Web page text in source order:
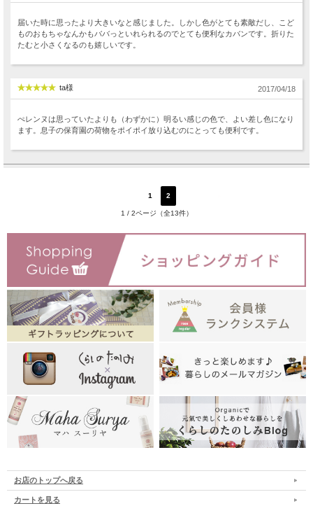
届いた時に思ったより大きいなと感じました。しかし色がとても素敵だし、こど
ものおもちゃなんかもババっといれられるのでとても便利なカバンです。折りた
たむと小さくなるのも嬉しいです。
ta様 2017/04/18
ぺレンヌは思っていたよりも（わずかに）明るい感じの色で、よい差し色になり
ます。息子の保育園の荷物をポイポイ放り込むのにとっても便利です。
1 2
1 / 2ページ（全13件）
お店のトップへ戻る
カートを見る